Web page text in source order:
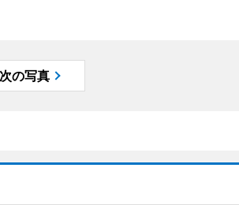
次の写真